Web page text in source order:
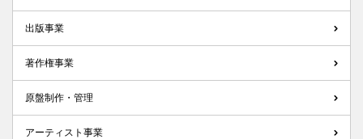
出版事業
著作権事業
原盤制作・管理
アーティスト事業